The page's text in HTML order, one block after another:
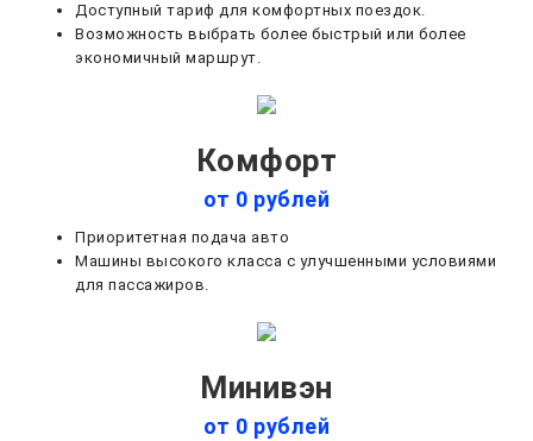
Доступный тариф для комфортных поездок.
Возможность выбрать более быстрый или более
экономичный маршрут.
Комфорт
от 0 рублей
Приоритетная подача авто
Машины высокого класса с улучшенными условиями
для пассажиров.
Минивэн
от 0 рублей